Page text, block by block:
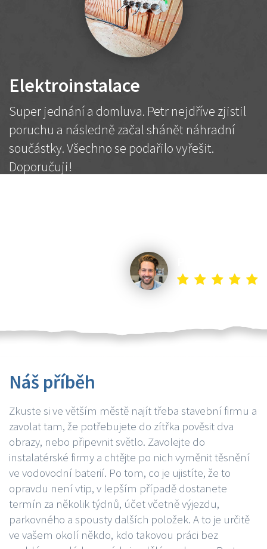
Elektroinstalace
Super jednání a domluva. Petr nejdříve zjistil
poruchu a následně začal shánět náhradní
součástky. Všechno se podařilo vyřešit.
Doporučuji!
Náš příběh
Zkuste si ve větším městě najít třeba stavební firmu a
zavolat tam, že potřebujete do zítřka pověsit dva
obrazy, nebo připevnit světlo. Zavolejte do
instalatérské firmy a chtějte po nich vyměnit těsnění
ve vodovodní baterií. Po tom, co je ujistíte, že to
opravdu není vtip, v lepším případě dostanete
termín za několik týdnů, účet včetně výjezdu,
parkovného a spousty dalších položek. A to je určitě
ve vašem okolí někdo, kdo takovou práci bez